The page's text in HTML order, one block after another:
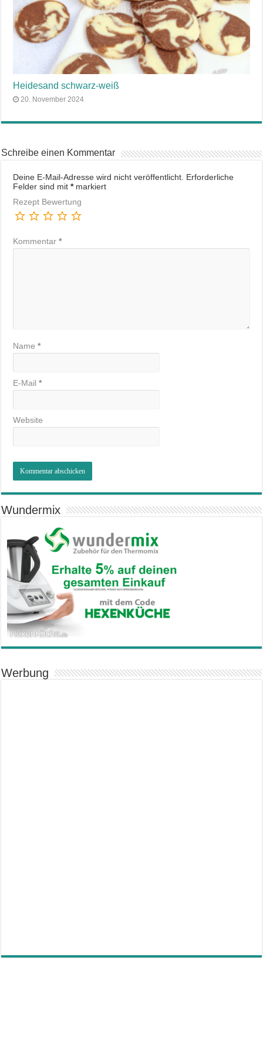
Heidesand schwarz-weiß
20. November 2024
Schreibe einen Kommentar
Deine E-Mail-Adresse wird nicht veröffentlicht. Erforderliche
Felder sind mit*markiert
Rezept Bewertung
Kommentar*
Name*
E-Mail*
Website
Wundermix
Werbung